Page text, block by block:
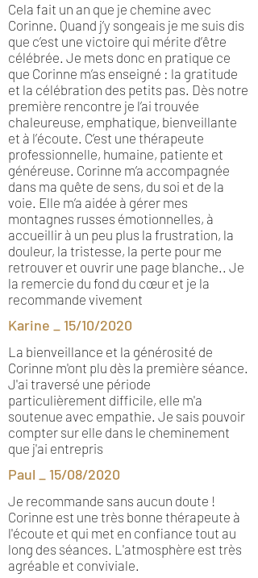
Cela fait un an que je chemine avec
Corinne. Quand j’y songeais je me suis dis
que c’est une victoire qui mérite d’être
célébrée. Je mets donc en pratique ce
que Corinne m’as enseigné : la gratitude
et la célébration des petits pas. Dès notre
première rencontre je l’ai trouvée
chaleureuse, emphatique, bienveillante
et à l’écoute. C’est une thérapeute
professionnelle, humaine, patiente et
généreuse. Corinne m’a accompagnée
dans ma quête de sens, du soi et de la
voie. Elle m’a aidée à gérer mes
montagnes russes émotionnelles, à
accueillir à un peu plus la frustration, la
douleur, la tristesse, la perte pour me
retrouver et ouvrir une page blanche.. Je
la remercie du fond du cœur et je la
recommande vivement
Karine _ 15/10/2020
La bienveillance et la générosité de
Corinne m'ont plu dès la première séance.
J'ai traversé une période
particulièrement difficile, elle m'a
soutenue avec empathie. Je sais pouvoir
compter sur elle dans le cheminement
que j'ai entrepris
Paul _ 15/08/2020
Je recommande sans aucun doute !
Corinne est une très bonne thérapeute à
l'écoute et qui met en confiance tout au
long des séances. L'atmosphère est très
agréable et conviviale.